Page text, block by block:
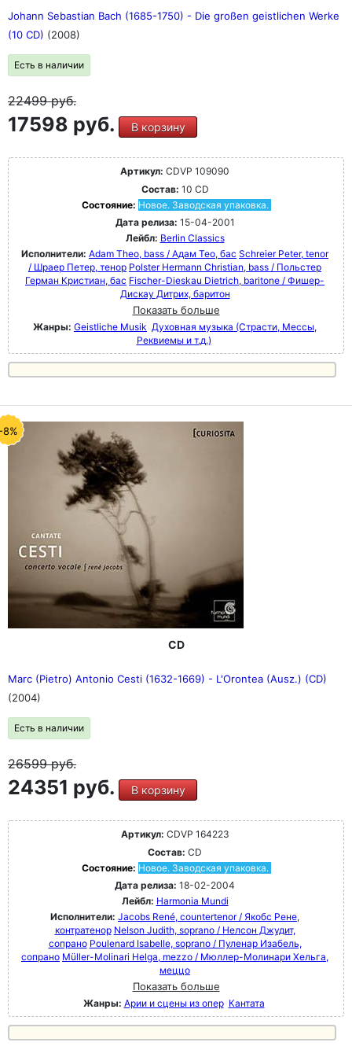
Johann Sebastian Bach (1685-1750) - Die großen geistlichen Werke
(10 CD) (2008)
Есть в наличии
22499руб.
17598 руб. В корзину
Артикул: CDVP 109090
Состав: 10 CD
Состояние: Новое. Заводская упаковка.
Дата релиза: 15-04-2001
Лейбл: Berlin Classics
Исполнители: Adam Theo, bass / Адам Тео, бас Schreier Peter, tenor
/ Шраер Петер, тенор Polster Hermann Christian, bass / Польстер
Герман Кристиан, бас Fischer-Dieskau Dietrich, baritone / Фишер-
Дискау Дитрих, баритон
Показать больше
Жанры: Geistliche Musik Духовная музыка (Страсти, Мессы,
Реквиемы и т.д.)
8%
CD
Marc (Pietro) Antonio Cesti (1632-1669) - L'Orontea (Ausz.) (CD)
(2004)
Есть в наличии
26599руб.
24351 руб. В корзину
Артикул: CDVP 164223
Состав: CD
Состояние: Новое. Заводская упаковка.
Дата релиза: 18-02-2004
Лейбл: Harmonia Mundi
Исполнители: Jacobs René, countertenor / Якобс Рене,
контратенор Nelson Judith, soprano / Нелсон Джудит,
сопрано Poulenard Isabelle, soprano / Пуленар Изабель,
сопрано Müller-Molinari Helga, mezzo / Мюллер-Молинари Хельга,
меццо
Показать больше
Жанры: Арии и сцены из опер Кантата